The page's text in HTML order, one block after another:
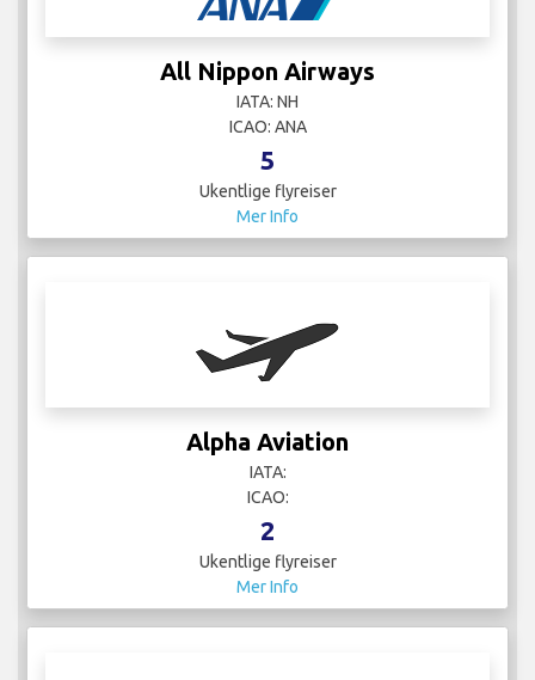
All Nippon Airways
IATA: NH
ICAO: ANA
5
Ukentlige flyreiser
Mer Info
Alpha Aviation
IATA:
ICAO:
2
Ukentlige flyreiser
Mer Info